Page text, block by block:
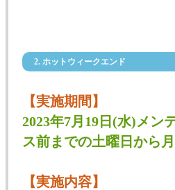
2. ホットウィークエンド
【実施期間】
2023年7月19日(水)メン
ス前までの土曜日から
【実施内容】